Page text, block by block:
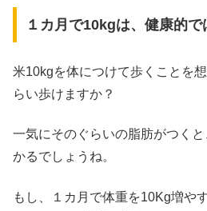
１カ月で10kgは、健康的
米10kgを体につけて歩くことを
らい歩けますか？
一気にそのぐらいの脂肪がつく
かるでしょうね。
もし、１カ月で体重を10Kg増や